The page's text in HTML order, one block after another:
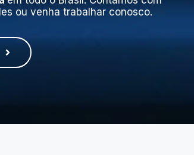
ou venha trabalhar conosco.